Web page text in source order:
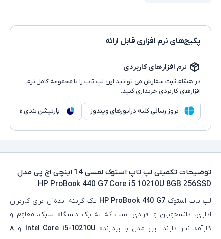
پکیج‌های نرم افزاری قابل ارائه
نرم افزارهای کاربردی
در هنگام ثبت سفارش می توانید این لپ تاپ را با مجموعه کامل نرم
افزارهای کاربردی خریداری کنید.
بروز رسانی کلیه درایورهای ویندوز پارتیشن بندی هارد
توضیحات تکمیلی
لپ تاپ استوک لمسی 14 اینچی اچ پی مدل
HP ProBook 440 G7 Core i5 10210U 8GB 256SSD
لپ‌ تاپ استوکHP ProBook 440 G7 یک گزینه ایده‌آل برای کاربران
اداری، دانشجویان و افرادی است که به یک دستگاه سبک، مقاوم و
کارآمد نیاز دارند. این مدل با پردازنده Intel Core i5-10210U و ۸